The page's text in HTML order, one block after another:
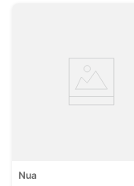
Nua